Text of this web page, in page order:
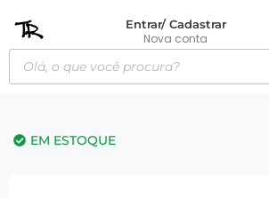
Entrar/ Cadastrar
Nova conta
EM ESTOQUE